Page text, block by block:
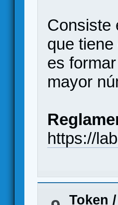
Consiste
que
es
mayor
https://
Token /